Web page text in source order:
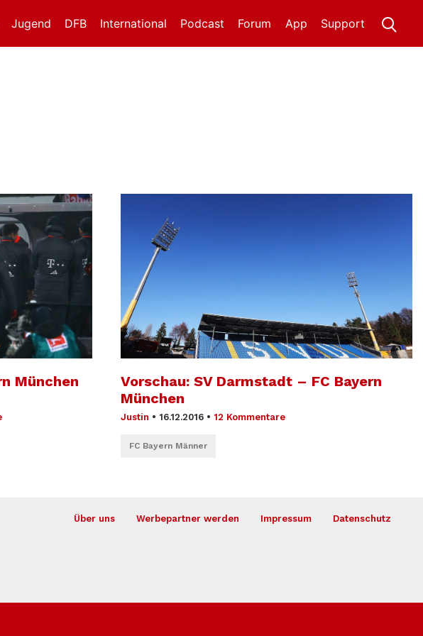
Jugend DFB International Support
App
Forum
Podcast
München
Vorschau: SV Darmstadt – FC Bayern
München
Justin • 16.12.2016 • 12 Kommentare
FC Bayern Männer
Über uns Werbepartner werden Impressum Datenschutz